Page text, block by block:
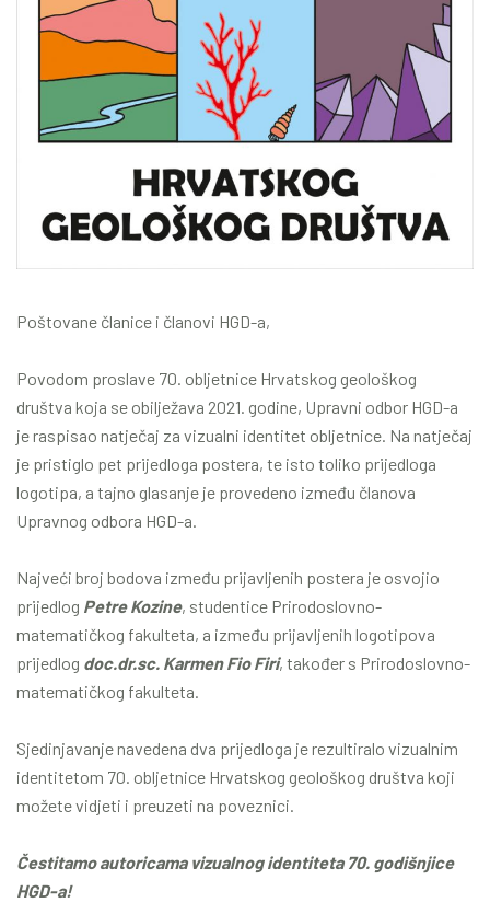
Poštovane članice i članovi HGD-a,
Povodom proslave 70. obljetnice Hrvatskog geološkog
društva koja se obilježava 2021. godine, Upravni odbor HGD-a
je raspisao natječaj za vizualni identitet obljetnice. Na natječaj
je pristiglo pet prijedloga postera, te isto toliko prijedloga
logotipa, a tajno glasanje je provedeno između članova
Upravnog odbora HGD-a.
Najveći broj bodova između prijavljenih postera je osvojio
prijedlog Petre Kozine, studentice Prirodoslovno-
matematičkog fakulteta, a između prijavljenih logotipova
prijedlog doc.dr.sc. Karmen Fio Firi, također s Prirodoslovno-
matematičkog fakulteta.
Sjedinjavanje navedena dva prijedloga je rezultiralo vizualnim
identitetom 70. obljetnice Hrvatskog geološkog društva koji
možete vidjeti i preuzeti na poveznici.
Čestitamo autoricama vizualnog identiteta 70. godišnjice
HGD-a!